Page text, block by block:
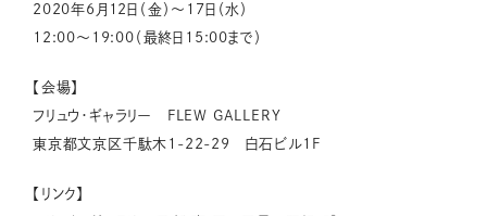
2020年6月12日（金）～17日（水）
12:00～19:00（最終日15:00まで）
【会場】
フリュウ・ギャラリー FLEW GALLERY
東京都文京区千駄木1-22-29 白石ビル1F
【リンク】